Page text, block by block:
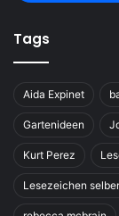
Tags
Aida Expinet
Gartenideen
Kurt Perez
Lesezeichen